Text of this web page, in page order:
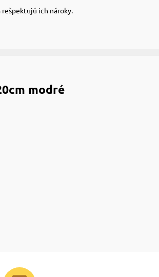
ich nároky.
modré